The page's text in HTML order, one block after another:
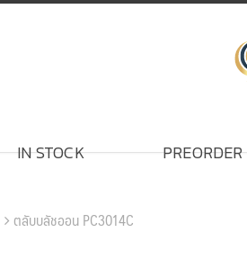
IN STOCK PREORDER
ตลับบลัชออน PC3014C